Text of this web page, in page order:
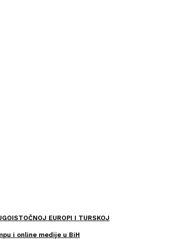
EUROPI I TURSKOJ
i online medije u BiH